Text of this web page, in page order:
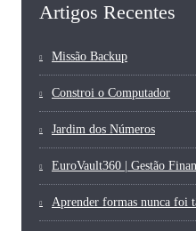
Artigos Recentes
Missão Backup
Constroi o Computador
Jardim dos Números
EuroVault360 | Gestão
Aprender formas nunca foi